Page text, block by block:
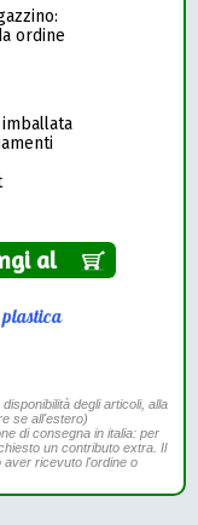
ordine
imballata
al
plastica
degli articoli, alla
se all'estero)
di consegna in italia: per
un contributo extra. Il
aver ricevuto l'ordine o